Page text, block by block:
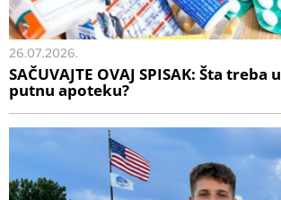
26.07.2026.
SAČUVAJTE OVAJ SPISAK: Šta
putnu apoteku?